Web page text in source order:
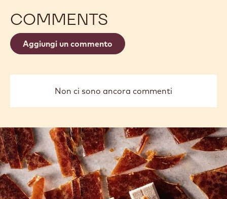
COMMENTS
Aggiungi un commento
Non ci sono ancora commenti